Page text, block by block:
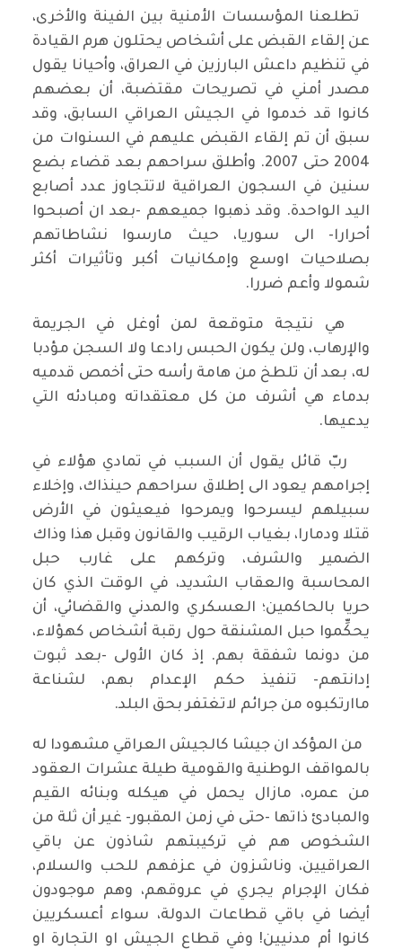
تطلعنا المؤسسات الأمنية بين الفينة والأخرى،
عن إلقاء القبض على أشخاص يحتلون هرم القيادة
في تنظيم داعش البارزين في العراق، وأحيانا يقول
مصدر أمني في تصريحات مقتضبة، أن بعضهم
كانوا قد خدموا في الجيش العراقي السابق، وقد
سبق أن تم إلقاء القبض عليهم في السنوات من
2004 حتى 2007. وأطلق سراحهم بعد قضاء بضع
سنين في السجون العراقية لاتتجاوز عدد أصابع
اليد الواحدة. وقد ذهبوا جميعهم -بعد ان أصبحوا
أحرارا- الى سوريا، حيث مارسوا نشاطاتهم
بصلاحيات اوسع وإمكانيات أكبر وتأثيرات أكثر
شمولا وأعم ضررا.
هي نتيجة متوقعة لمن أوغل في الجريمة
والإرهاب، ولن يكون الحبس رادعا ولا السجن مؤدبا
له، بعد أن تلطخ من هامة رأسه حتى أخمص قدميه
بدماء هي أشرف من كل معتقداته ومبادئه التي
يدعيها.
ربّ قائل يقول أن السبب في تمادي هؤلاء في
إجرامهم يعود الى إطلاق سراحهم حينذاك، وإخلاء
سبيلهم ليسرحوا ويمرحوا فيعيثون في الأرض
قتلا ودمارا، بغياب الرقيب والقانون وقبل هذا وذاك
الضمير والشرف، وتركهم على غارب حبل
المحاسبة والعقاب الشديد، في الوقت الذي كان
حريا بالحاكمين؛ العسكري والمدني والقضائي، أن
يحكِّموا حبل المشنقة حول رقبة أشخاص كهؤلاء،
من دونما شفقة بهم. إذ كان الأولى -بعد ثبوت
إدانتهم- تنفيذ حكم الإعدام بهم، لشناعة
ماارتكبوه من جرائم لاتغتفر بحق البلد.
من المؤكد ان جيشا كالجيش العراقي مشهودا له
بالمواقف الوطنية والقومية طيلة عشرات العقود
من عمره، مازال يحمل في هيكله وبنائه القيم
والمبادئ ذاتها -حتى في زمن المقبور- غير أن ثلة من
الشخوص هم في تركيبتهم شاذون عن باقي
العراقيين، وناشزون في عزفهم للحب والسلام،
فكان الإجرام يجري في عروقهم، وهم موجودون
أيضا في باقي قطاعات الدولة، سواء أعسكريين
كانوا أم مدنيين! وفي قطاع الجيش او التجارة او